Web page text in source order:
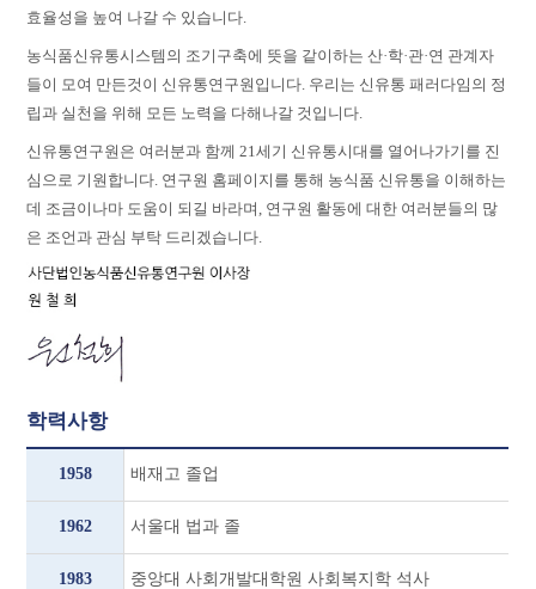
효율성을 높여 나갈 수 있습니다.
농식품신유통시스템의 조기구축에 뜻을 같이하는 산·학·관·연 관계자
들이 모여 만든것이 신유통연구원입니다. 우리는 신유통 패러다임의 정
립과 실천을 위해 모든 노력을 다해나갈 것입니다.
신유통연구원은 여러분과 함께 21세기 신유통시대를 열어나가기를 진
심으로 기원합니다. 연구원 홈페이지를 통해 농식품 신유통을 이해하는
데 조금이나마 도움이 되길 바라며, 연구원 활동에 대한 여러분들의 많
은 조언과 관심 부탁 드리겠습니다.
학력사항
1958 배재고 졸업
1962 서울대 법과 졸
1983 중앙대 사회개발대학원 사회복지학 석사